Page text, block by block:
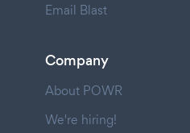
Email Blast
Company
About POWR
We're hiring!